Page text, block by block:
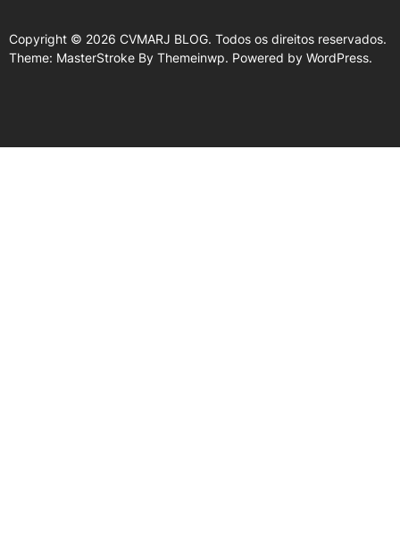
Copyright © 2026 CVMARJ BLOG. Todos os direitos reservados.
Theme: MasterStroke By Themeinwp. Powered by WordPress.